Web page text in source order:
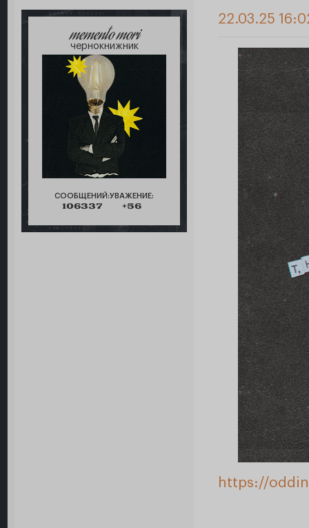
memento mori
чернокнижник
СООБЩЕНИЙ:
106337
УВАЖЕНИЕ:
+56
22.03.25
https://